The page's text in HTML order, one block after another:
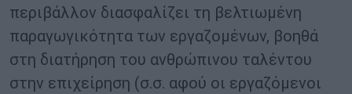
περιβάλλον διασφαλίζει τη βελτιωμένη
παραγωγικότητα των εργαζομένων, βοηθά
στη διατήρηση του ανθρώπινου ταλέντου
στην επιχείρηση (σ.σ. αφού οι εργαζόμενοι